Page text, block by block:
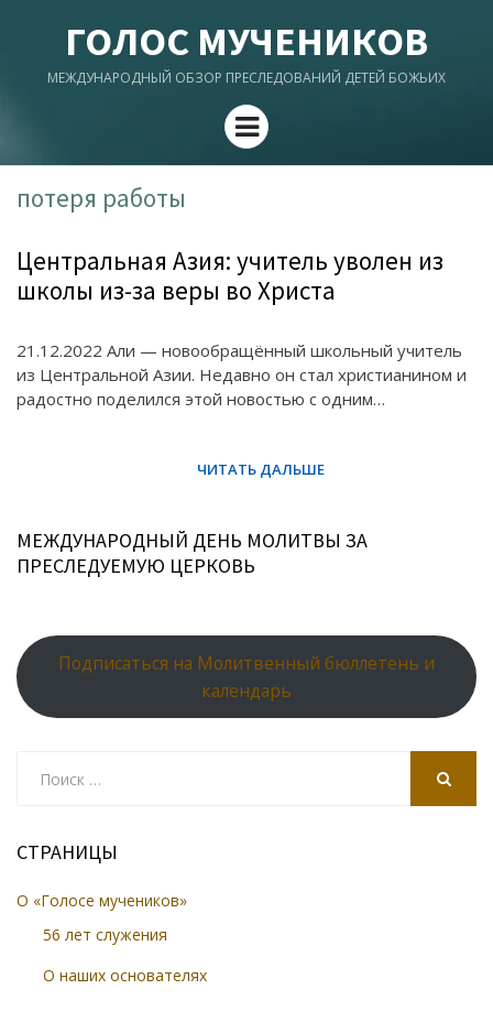
ГОЛОС МУЧЕНИКОВ
МЕЖДУНАРОДНЫЙ ОБЗОР ПРЕСЛЕДОВАНИЙ ДЕТЕЙ БОЖЬИХ
Menu
потеря работы
Центральная Азия: учитель уволен из
школы из-за веры во Христа
21.12.2022 Али — новообращённый школьный учитель
из Центральной Азии. Недавно он стал христианином и
радостно поделился этой новостью с одним…
МЕЖДУНАРОДНЫЙ ДЕНЬ МОЛИТВЫ ЗА
ПРЕСЛЕДУЕМУЮ ЦЕРКОВЬ
Подписаться на Молитвенный бюллетень и
календарь
СТРАНИЦЫ
О «Голосе мучеников»
56 лет служения
О наших основателях